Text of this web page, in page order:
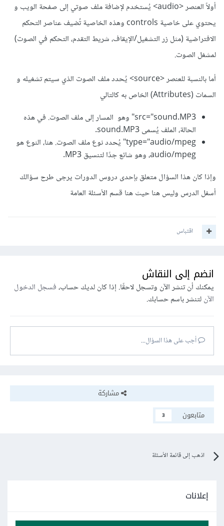
أولاً العنصر <audio> يُستخدم لإضافة ملف صوتي إلى صفحة الويب و
يحتوي على خاصية controls وهذه الخاصية تُضيف عناصر التحكم
الافتراضية (مثل زر التشغيل/الإيقاف، شريط التقدم، التحكم في الصوت)
لمشغل الصوت.
أما بالنسبة للعنصر <source> يُحدد ملف الصوت الذي سيتم تشغيله و
السمات (Attributes) الخاص به كالتالي
src="sound.MP3" وهو المسار إلى ملف الصوت. في هذه
الحالة، الملف يُسمى sound.MP3.
type="audio/mpeg" يُحدد نوع ملف الصوت. هنا، النوع هو
audio/mpeg، وهو شائع جدًا لتنسيق MP3.
وإذا كان هذا السؤال متعلق بإحدى دروس الدورات يرجى طرح سؤالك
أسفل الدرس وليس هنا حيث هنا قسم الأسئلة العامة
اقتباس
انضم إلى النقاش
يمكنك أن تنشر الآن وتسجل لاحقًا. إذا كان لديك حساب،فسجل الدخول
الآنلتنشر باسم حسابك.
أجب على هذا السؤال...
مشاركة
متابعون
3
اذهب إلى قائمة الأسئلة
إعلانات